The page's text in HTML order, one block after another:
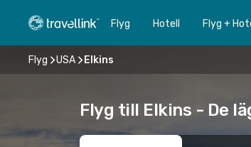
Flyg Hotell Flyg +
Flyg USA Elkins
Flyg till Elkins - De